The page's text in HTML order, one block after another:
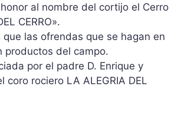
al nombre del cortijo el Cerro
CERRO».
las ofrendas que se hagan en
productos del campo.
por el padre D. Enrique y
coro rociero LA ALEGRIA DEL